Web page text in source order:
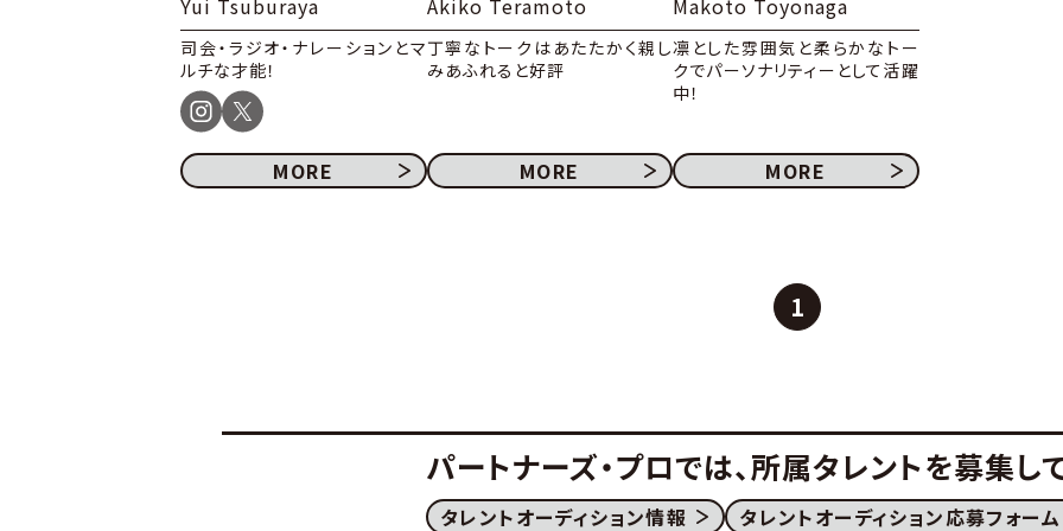
司会・ラジオ・ナレーションとマ
ルチな才能！
MORE
丁寧なトークはあたたかく親し
みあふれると好評
MORE
凛とした雰囲気と柔らかなトー
クでパーソナリティーとして活躍
中！
MORE
1
パートナーズ・プロでは、所属タレントを募集し
タレントオーディション情報 タレントオーディション応募フォーム